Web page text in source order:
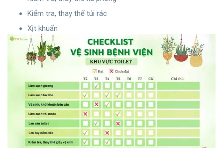
Kiểm tra, thay thế túi rác
Xịt khuẩn